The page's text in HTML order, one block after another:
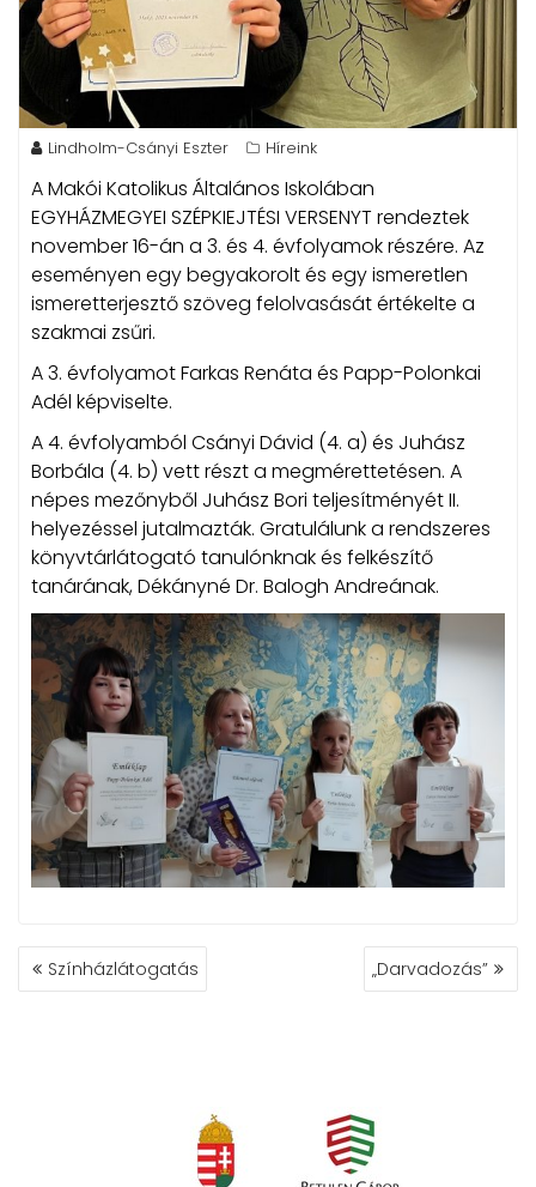
Lindholm-Csányi Eszter Híreink
A Makói Katolikus Általános Iskolában
EGYHÁZMEGYEI SZÉPKIEJTÉSI VERSENYT rendeztek
november 16-án a 3. és 4. évfolyamok részére. Az
eseményen egy begyakorolt és egy ismeretlen
ismeretterjesztő szöveg felolvasását értékelte a
szakmai zsűri.
A 3. évfolyamot Farkas Renáta és Papp-Polonkai
Adél képviselte.
A 4. évfolyamból Csányi Dávid (4. a) és Juhász
Borbála (4. b) vett részt a megmérettetésen. A
népes mezőnyből Juhász Bori teljesítményét II.
helyezéssel jutalmazták. Gratulálunk a rendszeres
könyvtárlátogató tanulónknak és felkészítő
tanárának, Dékányné Dr. Balogh Andreának.
BEJEGYZÉS
NAVIGÁCIÓ
Színházlátogatás „Darvadozás”